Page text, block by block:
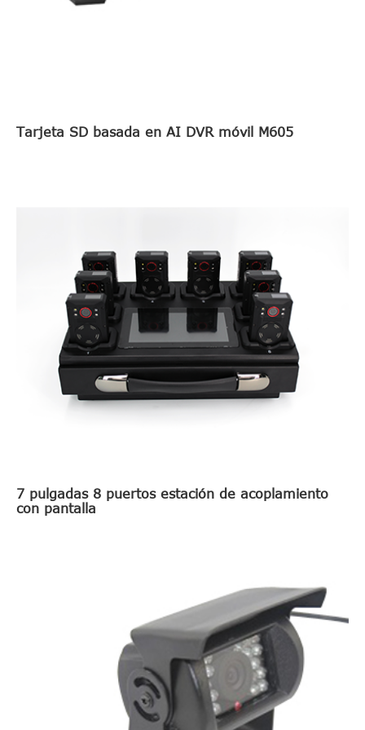
Tarjeta SD basada en AI DVR móvil M605
7 pulgadas 8 puertos estación de acoplamiento
con pantalla